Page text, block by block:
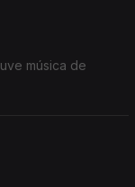
música de